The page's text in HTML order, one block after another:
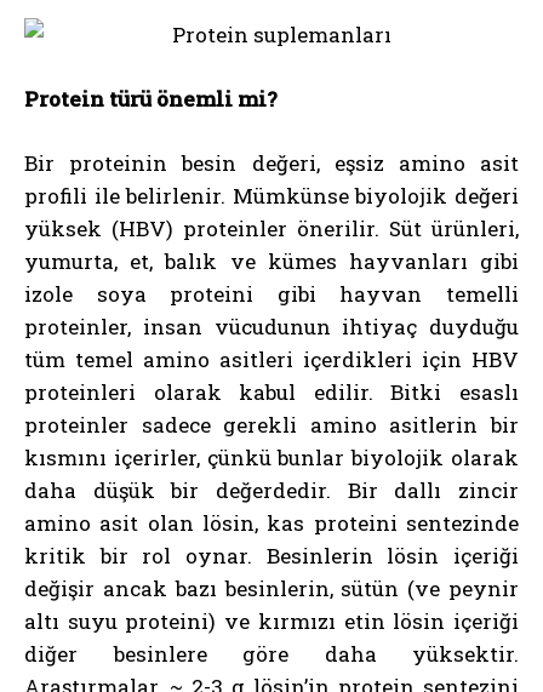
Protein türü önemli mi?
Bir proteinin besin değeri, eşsiz amino asit
profili ile belirlenir. Mümkünse biyolojik değeri
yüksek (HBV) proteinler önerilir. Süt ürünleri,
yumurta, et, balık ve kümes hayvanları gibi
izole soya proteini gibi hayvan temelli
proteinler, insan vücudunun ihtiyaç duyduğu
tüm temel amino asitleri içerdikleri için HBV
proteinleri olarak kabul edilir. Bitki esaslı
proteinler sadece gerekli amino asitlerin bir
kısmını içerirler, çünkü bunlar biyolojik olarak
daha düşük bir değerdedir. Bir dallı zincir
amino asit olan lösin, kas proteini sentezinde
kritik bir rol oynar. Besinlerin lösin içeriği
değişir ancak bazı besinlerin, sütün (ve peynir
altı suyu proteini) ve kırmızı etin lösin içeriği
diğer besinlere göre daha yüksektir.